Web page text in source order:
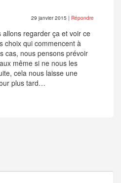
29 janvier 2015 | Répondre
allons regarder ça et voir ce
choix qui commencent à
cas, nous pensons prévoir
même si ne nous les
cela nous laisse une
plus tard…